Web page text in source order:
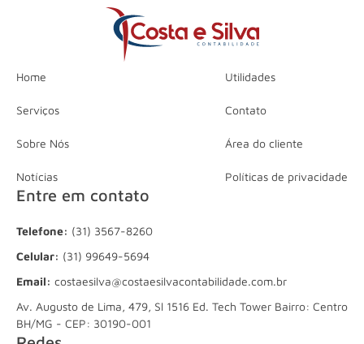
Home
Serviços
Sobre Nós
Notícias
Utilidades
Contato
Área do cliente
Políticas de privacidade
Entre em contato
Telefone: (31) 3567-8260
Celular: (31) 99649-5694
Email: costaesilva@costaesilvacontabilidade.com.br
Av. Augusto de Lima, 479, Sl 1516 Ed. Tech Tower Bairro: Centro
BH/MG - CEP: 30190-001